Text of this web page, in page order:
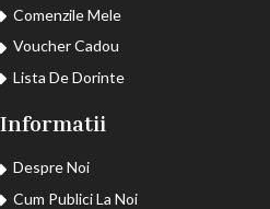
Comenzile Mele
Voucher Cadou
Lista De Dorinte
Informatii
Despre Noi
Cum Publici La Noi